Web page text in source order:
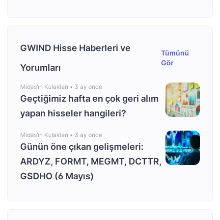
GWIND Hisse Haberleri ve
Yorumları
Tümünü
Gör
Midas’ın Kulakları • 3 ay once
Geçtiğimiz hafta en çok geri alım
yapan hisseler hangileri?
Midas’ın Kulakları • 3 ay once
Günün öne çıkan gelişmeleri:
ARDYZ, FORMT, MEGMT, DCTTR,
GSDHO (6 Mayıs)